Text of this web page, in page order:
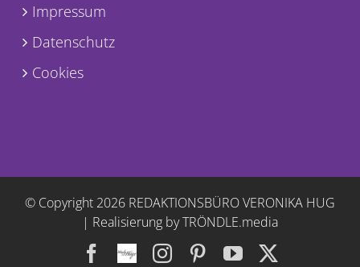
Impressum
Datenschutz
Cookies
© Copyright 2026 REDAKTIONSBÜRO VERONIKA HUG
| Realisierung by TRÖNDLE.media
Facebook